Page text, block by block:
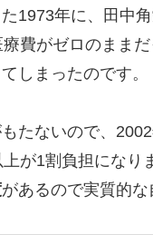
1973年に、田中
費がゼロのまま
しまったのです。
たないので、
が1割負担にな
があるので実質的な